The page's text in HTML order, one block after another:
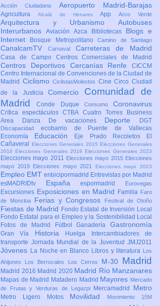
Acción Ciudadana Aeropuerto Madrid-Barajas
Agricultura Alcalá de HenaresAppArco Verde
Arquitectura y Urbanismo Autobuses
Interurbanos Aviación Azca Bibliotecas Blogs e
Internet
Bosque MetropolitanoCamino de Santiago
CanalcamTV Carnaval Carreteras de Madrid
Casa de Campo Centros Comerciales de Madrid
Centros Deportivos Cercanías Renfe CICCM
Centro Internacional de Convenciones de la Ciudad de
Madrid CiclismoCiclistasMolestos CineCircoCiudad
de la JusticiaComercio Comunidad de
MadridConde Duque Consumo Coronavirus
Crítica espectáculosCTBA Cuatro Torres Business
Area
Danza De vacaciones Deporte DGT
Discapacidad ecobarrio de Puente de Vallecas
Economía Educación Eje Prado Recoletos
El
Cañaveral
Elecciones Generales 2015 Elecciones Generales
2016 Elecciones Generales 2019 Elecciones Generales 2023
Elecciones mayo 2011 Elecciones mayo 2015 Elecciones
mayo 2019
Elecciones mayo 2021 Elecciones mayo 2023
Empleo EMT enbicipormadrid Entrevistas por Madrid
esMADRIDtv Españaespormadrid Eurovegas
Excursiones Exposiciones en Madrid Familia Faro
de Moncloa
Ferias y Congresos Festival de Otoño
Fiestas de Madrid Fondo Estatal de Inversión Local
Fondo Estatal para el Empleo y la Sostenibilidad Local
Fotos de Madrid
FútbolGanaderíaGastronomía
Gran Vía Historia Huelga
Intercambiadores de
transporte Jornada Mundial de la Juventud JMJ2011
Jóvenes La Noche en Blanco Libros y literatura
Los
Ahijones
Los Berrocales Los Cerros M-30 Madrid
Madrid 2016 Madrid 2020 Madrid Río Manzanares
Mapas de Madrid Matadero Madrid Mayores Mercado
de Frutas y Verduras de Legazpi
Mercamadrid Metro
Metro Ligero Motos Movilidad Movimiento 15M